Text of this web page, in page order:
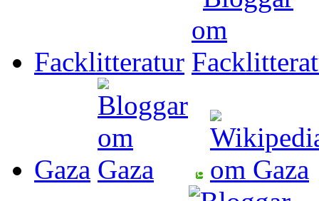
Facklitteratur
Gaza